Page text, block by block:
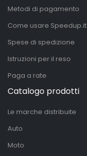
Metodi di pagamento
Come usare Speedup.it
Spese di spedizione
Istruzioni per il reso
Paga a rate
Catalogo prodotti
Le marche distribuite
Auto
Moto